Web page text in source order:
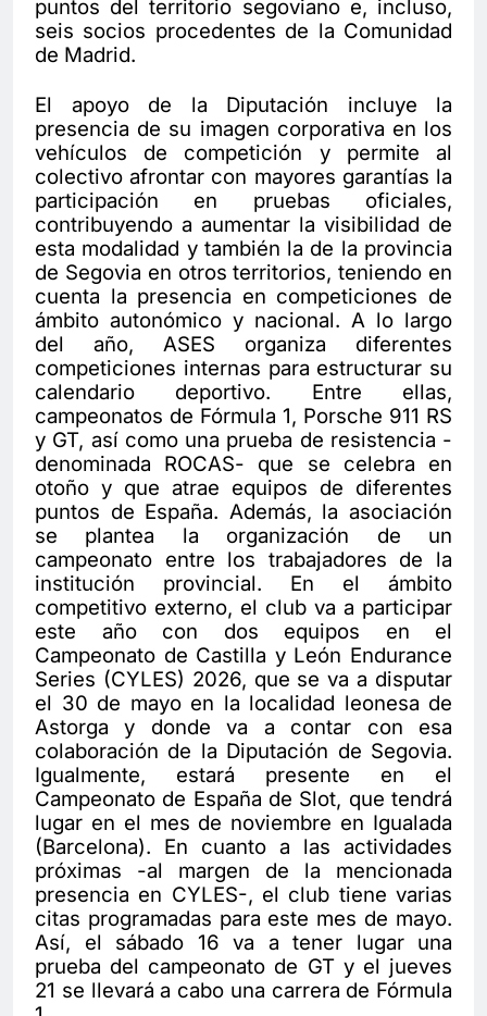
puntos del territorio segoviano e, incluso,
seis socios procedentes de la Comunidad
de Madrid.
El apoyo de la Diputación incluye la
presencia de su imagen corporativa en los
vehículos de competición y permite al
colectivo afrontar con mayores garantías la
participación en pruebas oficiales,
contribuyendo a aumentar la visibilidad de
esta modalidad y también la de la provincia
de Segovia en otros territorios, teniendo en
cuenta la presencia en competiciones de
ámbito autonómico y nacional. A lo largo
del año, ASES organiza diferentes
competiciones internas para estructurar su
calendario deportivo. Entre ellas,
campeonatos de Fórmula 1, Porsche 911 RS
y GT, así como una prueba de resistencia -
denominada ROCAS- que se celebra en
otoño y que atrae equipos de diferentes
puntos de España. Además, la asociación
se plantea la organización de un
campeonato entre los trabajadores de la
institución provincial. En el ámbito
competitivo externo, el club va a participar
este año con dos equipos en el
Campeonato de Castilla y León Endurance
Series (CYLES) 2026, que se va a disputar
el 30 de mayo en la localidad leonesa de
Astorga y donde va a contar con esa
colaboración de la Diputación de Segovia.
Igualmente, estará presente en el
Campeonato de España de Slot, que tendrá
lugar en el mes de noviembre en Igualada
(Barcelona). En cuanto a las actividades
próximas -al margen de la mencionada
presencia en CYLES-, el club tiene varias
citas programadas para este mes de mayo.
Así, el sábado 16 va a tener lugar una
prueba del campeonato de GT y el jueves
21 se llevará a cabo una carrera de Fórmula